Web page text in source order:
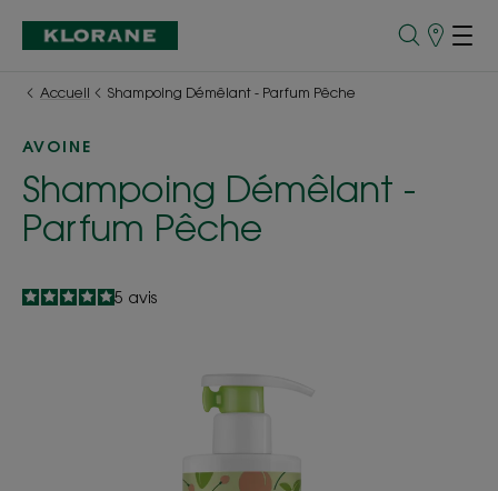
Points
Accueil
Shampoing Démêlant - Parfum Pêche
AVOINE
Shampoing Démêlant -
Parfum Pêche
5
/
5
5 avis